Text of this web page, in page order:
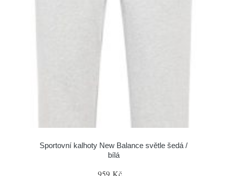
Sportovní kalhoty New Balance světle šedá /
bílá
959 Kč